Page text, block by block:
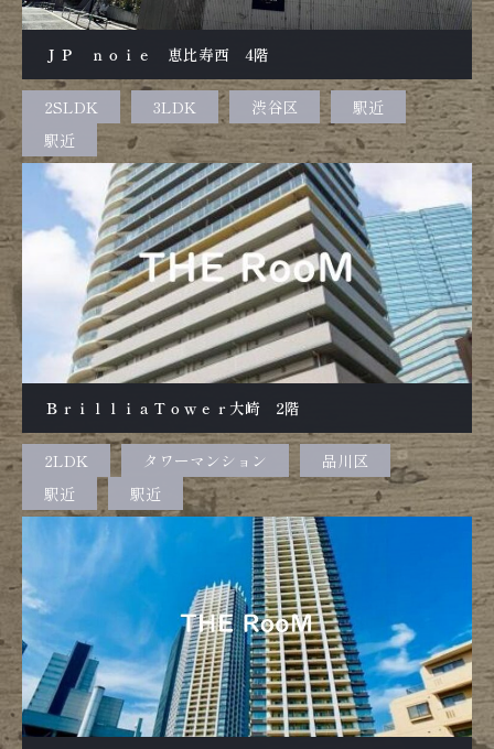
ＪＰ ｎｏｉｅ 恵比寿西 4階
2SLDK 3LDK 渋谷区
駅近
駅近
ＢｒｉｌｌｉａＴｏｗｅｒ大崎 2階
2LDK タワーマンション
品川区
駅近
駅近